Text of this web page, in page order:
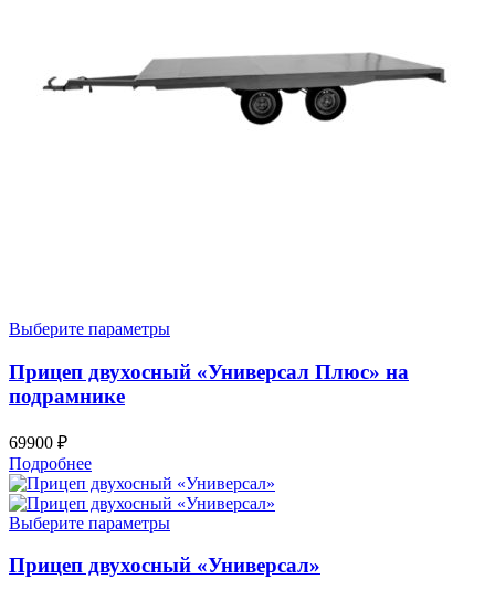
Выберите параметры
Прицеп двухосный «Универсал Плюс» на
подрамнике
69900 ₽
Подробнее
Выберите параметры
Прицеп двухосный «Универсал»